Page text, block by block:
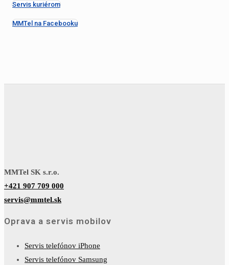
Servis kuriérom
MMTel na Facebooku
MMTel SK s.r.o.
+421 907 709 000
servis@mmtel.sk
Oprava a servis mobilov
Servis telefónov iPhone
Servis telefónov Samsung